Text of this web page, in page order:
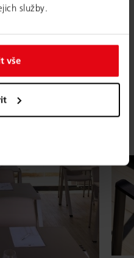
služby.
vše
chair is the perfect
One thing is
the fantastic sea view that